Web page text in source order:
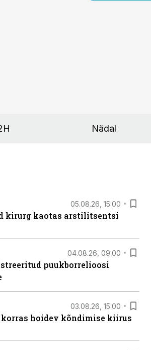
Nädal
05.08.26, 15:00
kirurg kaotas arstilitsentsi
04.08.26, 09:00
puukborrelioosi
03.08.26, 15:00
hoidev kõndimise kiirus